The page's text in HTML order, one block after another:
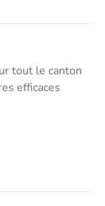
tout le canton
efficaces